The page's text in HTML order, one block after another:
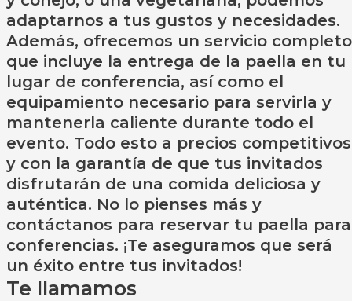
adaptarnos a tus gustos y necesidades.
Además, ofrecemos un servicio completo
que incluye la entrega de la paella en tu
lugar de conferencia, así como el
equipamiento necesario para servirla y
mantenerla caliente durante todo el
evento. Todo esto a precios competitivos
y con la garantía de que tus invitados
disfrutarán de una comida deliciosa y
auténtica. No lo pienses más y
contáctanos para reservar tu paella para
conferencias. ¡Te aseguramos que será
un éxito entre tus invitados!
Te llamamos